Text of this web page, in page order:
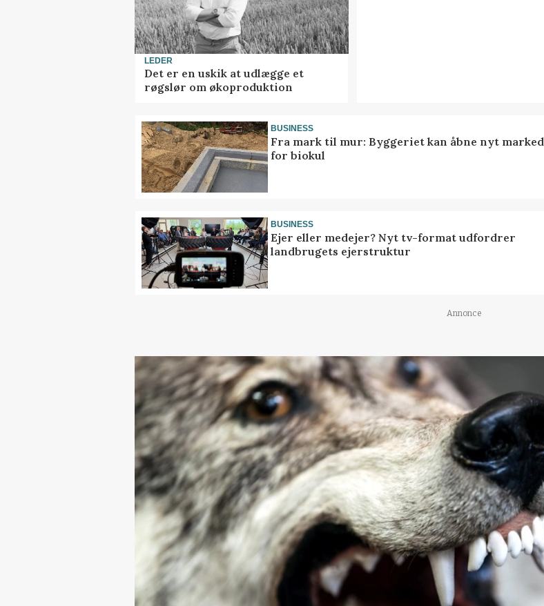
LEDER
Det er en uskik at udlægge et
røgslør om økoproduktion
BUSINESS
Fra mark til mur: Byggeriet kan åbne nyt marked
for biokul
BUSINESS
Ejer eller medejer? Nyt tv-format udfordrer
landbrugets ejerstruktur
Annonce